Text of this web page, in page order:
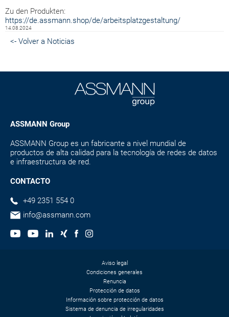
Zu den Produkten:
https://de.assmann.shop/de/arbeitsplatzgestaltung/
14.08.2024
<- Volver a Noticias
ASSMANN Group
ASSMANN Group es un fabricante a nivel mundial de
productos de alta calidad para la tecnología de redes de datos
e infraestructura de red.
CONTACTO
+49 2351 554 0
info@assmann.com
Aviso legal
Condiciones generales
Renuncia
Protección de datos
Información sobre protección de datos
Sistema de denuncia de irregularidades